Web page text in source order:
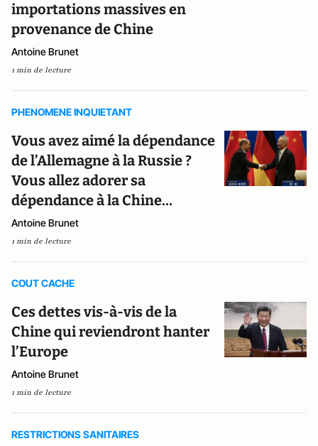
importations massives en
provenance de Chine
Antoine Brunet
1 min de lecture
PHENOMENE INQUIETANT
Vous avez aimé la dépendance
de l’Allemagne à la Russie ?
Vous allez adorer sa
dépendance à la Chine…
Antoine Brunet
1 min de lecture
COUT CACHE
Ces dettes vis-à-vis de la
Chine qui reviendront hanter
l’Europe
Antoine Brunet
1 min de lecture
RESTRICTIONS SANITAIRES